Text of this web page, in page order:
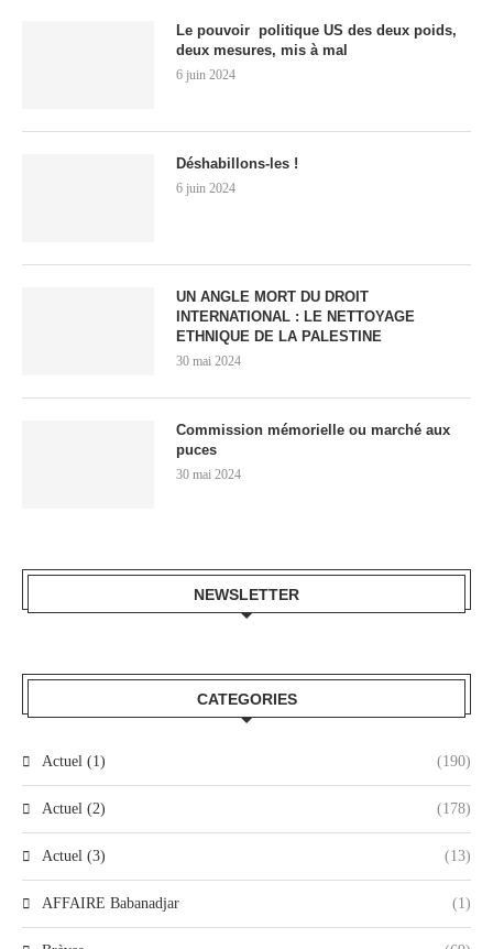
Le pouvoir politique US des deux poids,
deux mesures, mis à mal
6 juin 2024
Déshabillons-les !
6 juin 2024
UN ANGLE MORT DU DROIT
INTERNATIONAL : LE NETTOYAGE
ETHNIQUE DE LA PALESTINE
30 mai 2024
Commission mémorielle ou marché aux
puces
30 mai 2024
NEWSLETTER
CATEGORIES
Actuel (1) (190)
Actuel (2) (178)
Actuel (3) (13)
AFFAIRE Babanadjar (1)